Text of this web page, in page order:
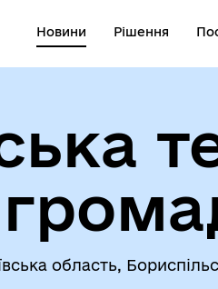
Новини Рішення
область,